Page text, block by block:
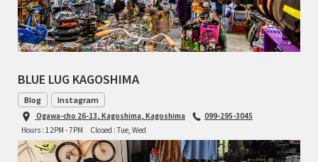
BLUE LUG KAGOSHIMA
Blog Instagram
Ogawa-cho 26-13, Kagoshima, Kagoshima
099-295-3045
Hours : 12PM - 7PM
Closed : Tue, Wed